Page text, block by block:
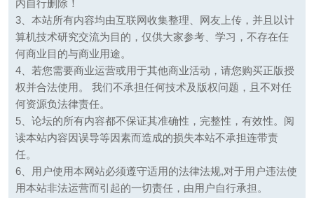
内自行删除！
3、本站所有内容均由互联网收集整理、网友上传，并且以计
算机技术研究交流为目的，仅供大家参考、学习，不存在任
何商业目的与商业用途。
4、若您需要商业运营或用于其他商业活动，请您购买正版授
权并合法使用。 我们不承担任何技术及版权问题，且不对任
何资源负法律责任。
5、论坛的所有内容都不保证其准确性，完整性，有效性。阅
读本站内容因误导等因素而造成的损失本站不承担连带责
任。
6、用户使用本网站必须遵守适用的法律法规,对于用户违法使
用本站非法运营而引起的一切责任，由用户自行承担。